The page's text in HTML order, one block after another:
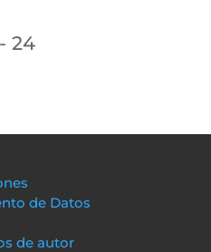
24
de Datos
de autor